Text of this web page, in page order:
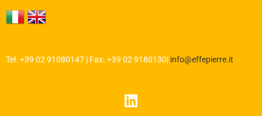
Tel. +39 02 91080147 | Fax. +39 02 9180130| info@effepierre.it